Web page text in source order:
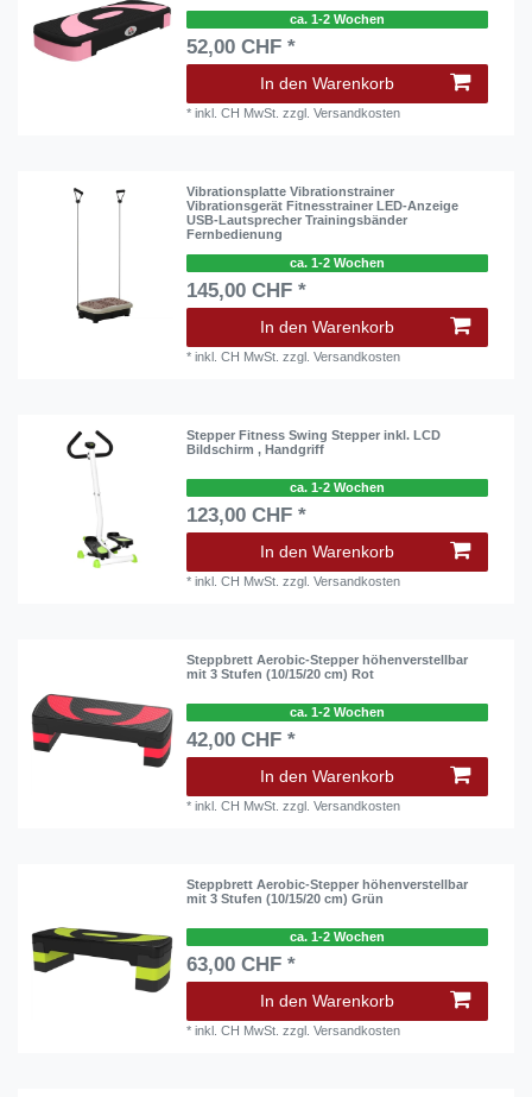
ca. 1-2 Wochen
52,00 CHF *
In den Warenkorb
*inkl. CH MwSt. zzgl.Versandkosten
Vibrationsplatte Vibrationstrainer
Vibrationsgerät Fitnesstrainer LED-Anzeige
USB-Lautsprecher Trainingsbänder
Fernbedienung
ca. 1-2 Wochen
145,00 CHF *
In den Warenkorb
*inkl. CH MwSt. zzgl.Versandkosten
Stepper Fitness Swing Stepper inkl. LCD
Bildschirm , Handgriff
ca. 1-2 Wochen
123,00 CHF *
In den Warenkorb
*inkl. CH MwSt. zzgl.Versandkosten
Steppbrett Aerobic-Stepper höhenverstellbar
mit 3 Stufen (10/15/20 cm) Rot
ca. 1-2 Wochen
42,00 CHF *
In den Warenkorb
*inkl. CH MwSt. zzgl.Versandkosten
Steppbrett Aerobic-Stepper höhenverstellbar
mit 3 Stufen (10/15/20 cm) Grün
ca. 1-2 Wochen
63,00 CHF *
In den Warenkorb
*inkl. CH MwSt. zzgl.Versandkosten